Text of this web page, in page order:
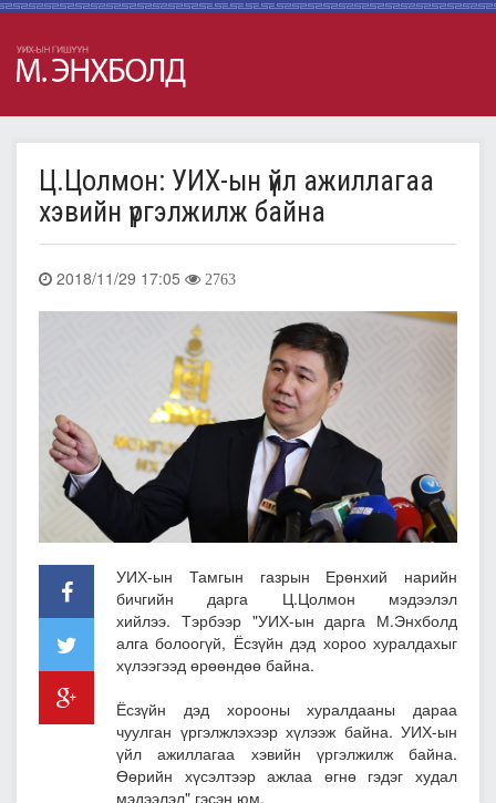
Ц.Цолмон: УИХ-ын үйл ажиллагаа
хэвийн үргэлжилж байна
2018/11/29 17:05 2763
УИХ-ын Тамгын газрын Ерөнхий нарийн
бичгийн дарга Ц.Цолмон мэдээлэл
хийлээ. Тэрбээр "УИХ-ын дарга М.Энхболд
алга болоогүй, Ёсзүйн дэд хороо хуралдахыг
хүлээгээд өрөөндөө байна.
Ёсзүйн дэд хорооны хуралдааны дараа
чуулган үргэлжлэхээр хүлээж байна. УИХ-ын
үйл ажиллагаа хэвийн үргэлжилж байна.
Өөрийн хүсэлтээр ажлаа өгнө гэдэг худал
мэдээлэл" гэсэн юм.